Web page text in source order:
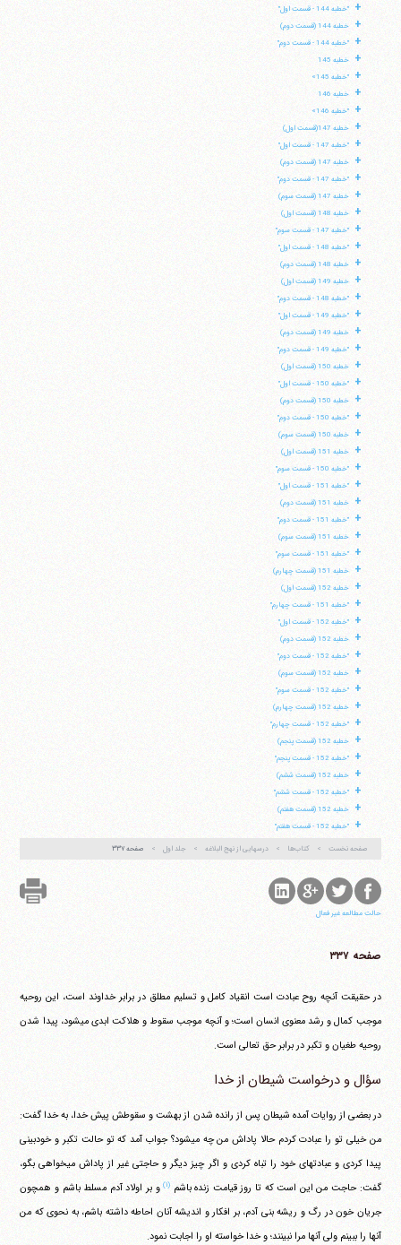
+ "خطبه 144 - قسمت اول"
+ خطبه 144 (قسمت دوم)
+ "خطبه 144 - قسمت دوم"
+ خطبه 145
+ "خطبه 145»
+ خطبه 146
+ "خطبه 146»
+ خطبه 147(قسمت اول)
+ "خطبه 147 - قسمت اول"
+ خطبه 147 (قسمت دوم)
+ "خطبه 147 - قسمت دوم"
+ خطبه 147 (قسمت سوم)
+ خطبه 148 (قسمت اول)
+ "خطبه 147 - قسمت سوم"
+ "خطبه 148 - قسمت اول"
+ خطبه 148 (قسمت دوم)
+ خطبه 149 (قسمت اول)
+ "خطبه 148 - قسمت دوم"
+ "خطبه 149 - قسمت اول"
+ خطبه 149 (قسمت دوم)
+ "خطبه 149 - قسمت دوم"
+ خطبه 150 (قسمت اول)
+ "خطبه 150 - قسمت اول"
+ خطبه 150 (قسمت دوم)
+ "خطبه 150 - قسمت دوم"
+ خطبه 150 (قسمت سوم)
+ خطبه 151 (قسمت اول)
+ "خطبه 150 - قسمت سوم"
+ "خطبه 151 - قسمت اول"
+ خطبه 151 (قسمت دوم)
+ "خطبه 151 - قسمت دوم"
+ خطبه 151 (قسمت سوم)
+ "خطبه 151 - قسمت سوم"
+ خطبه 151 (قسمت چهارم)
+ خطبه 152 (قسمت اول)
+ "خطبه 151 - قسمت چهارم"
+ "خطبه 152 - قسمت اول"
+ خطبه 152 (قسمت دوم)
+ "خطبه 152 - قسمت دوم"
+ خطبه 152 (قسمت سوم)
+ "خطبه 152 - قسمت سوم"
+ خطبه 152 (قسمت چهارم)
+ "خطبه 152 - قسمت چهارم"
+ خطبه 152 (قسمت پنجم)
+ "خطبه 152 - قسمت پنجم"
+ خطبه 152 (قسمت ششم)
+ "خطبه 152 - قسمت ششم"
+ خطبه 152 (قسمت هفتم)
+ "خطبه 152 - قسمت هفتم"
صفحه نخست کتاب‌ها درسهایی از نهج البلاغه جلد اول صفحه ۳۳۷
حالت مطالعه غیر فعال
صفحه ۳۳۷
در حقیقت آنچه روح عبادت است انقیاد کامل و تسلیم مطلق در برابر خداوند است، این روحیه
موجب کمال و رشد معنوی انسان است؛ و آنچه موجب سقوط و هلاکت ابدی می‎شود، پیدا شدن
روحیه طغیان و تکبر در برابر حق تعالی است.
سؤال و درخواست شیطان از خدا
در بعضی از روایات آمده شیطان پس از رانده شدن از بهشت و سقوطش پیش خدا، به خدا گفت:
من خیلی تو را عبادت کردم حالا پاداش من چه می‎شود؟ جواب آمد که تو حالت تکبر و خودبینی
پیدا کردی و عبادتهای خود را تباه کردی و اگر چیز دیگر و حاجتی غیر از پاداش می‎خواهی بگو،
گفت: حاجت من این است که تا روز قیامت زنده باشم (۱) و بر اولاد آدم مسلط باشم و همچون
جریان خون در رگ و ریشه بنی آدم، بر افکار و اندیشه آنان احاطه داشته باشم، به نحوی که من
آنها را ببینم ولی آنها مرا نبینند؛ و خدا خواسته او را اجابت نمود.